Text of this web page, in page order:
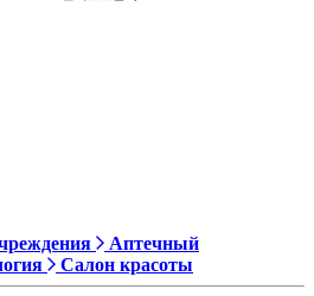
Аптечный
Салон красоты